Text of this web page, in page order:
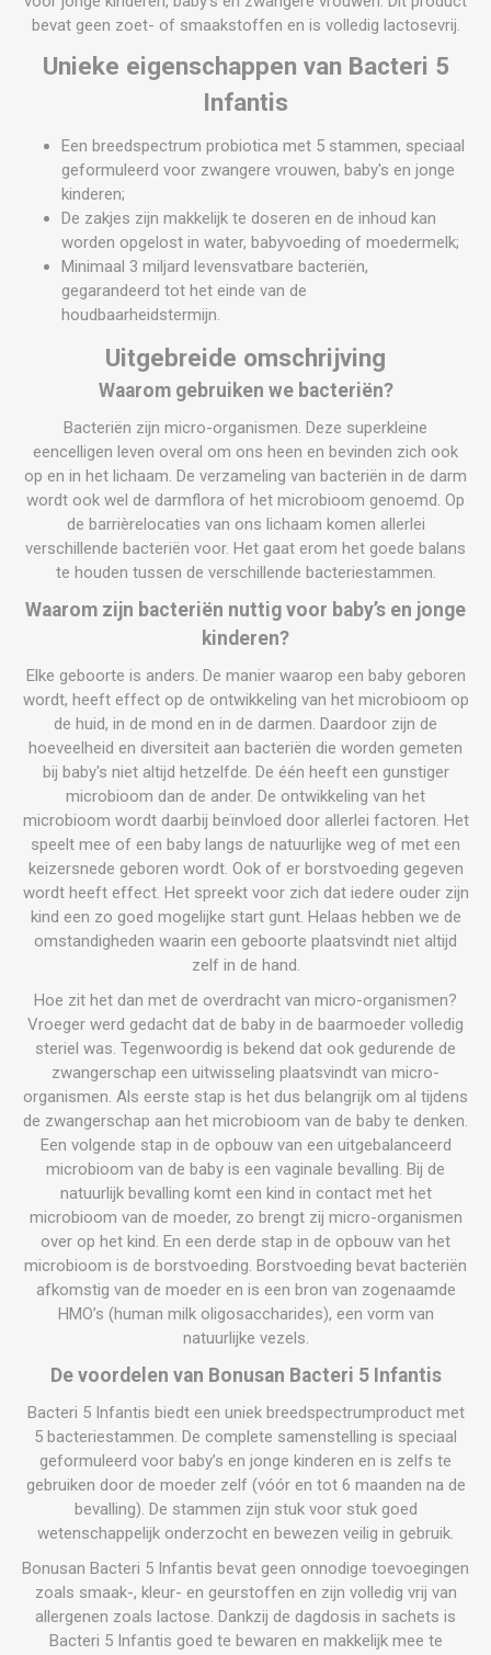
bevat geen zoet- of smaakstoffen en is volledig lactosevrij.
Unieke eigenschappen van Bacteri 5
Infantis
Een breedspectrum probiotica met 5 stammen, speciaal
geformuleerd voor zwangere vrouwen, baby's en jonge
kinderen;
De zakjes zijn makkelijk te doseren en de inhoud kan
worden opgelost in water, babyvoeding of moedermelk;
Minimaal 3 miljard levensvatbare bacteriën,
gegarandeerd tot het einde van de
houdbaarheidstermijn.
Uitgebreide omschrijving
Waarom gebruiken we bacteriën?
Bacteriën zijn micro-organismen. Deze superkleine
eencelligen leven overal om ons heen en bevinden zich ook
op en in het lichaam. De verzameling van bacteriën in de darm
wordt ook wel de darmflora of het microbioom genoemd. Op
de barrièrelocaties van ons lichaam komen allerlei
verschillende bacteriën voor. Het gaat erom het goede balans
te houden tussen de verschillende bacteriestammen.
Waarom zijn bacteriën nuttig voor baby’s en jonge
kinderen?
Elke geboorte is anders. De manier waarop een baby geboren
wordt, heeft effect op de ontwikkeling van het microbioom op
de huid, in de mond en in de darmen. Daardoor zijn de
hoeveelheid en diversiteit aan bacteriën die worden gemeten
bij baby's niet altijd hetzelfde. De één heeft een gunstiger
microbioom dan de ander. De ontwikkeling van het
microbioom wordt daarbij beïnvloed door allerlei factoren. Het
speelt mee of een baby langs de natuurlijke weg of met een
keizersnede geboren wordt. Ook of er borstvoeding gegeven
wordt heeft effect. Het spreekt voor zich dat iedere ouder zijn
kind een zo goed mogelijke start gunt. Helaas hebben we de
omstandigheden waarin een geboorte plaatsvindt niet altijd
zelf in de hand.
Hoe zit het dan met de overdracht van micro-organismen?
Vroeger werd gedacht dat de baby in de baarmoeder volledig
steriel was. Tegenwoordig is bekend dat ook gedurende de
zwangerschap een uitwisseling plaatsvindt van micro-
organismen. Als eerste stap is het dus belangrijk om al tijdens
de zwangerschap aan het microbioom van de baby te denken.
Een volgende stap in de opbouw van een uitgebalanceerd
microbioom van de baby is een vaginale bevalling. Bij de
natuurlijk bevalling komt een kind in contact met het
microbioom van de moeder, zo brengt zij micro-organismen
over op het kind. En een derde stap in de opbouw van het
microbioom is de borstvoeding. Borstvoeding bevat bacteriën
afkomstig van de moeder en is een bron van zogenaamde
HMO’s (human milk oligosaccharides), een vorm van
natuurlijke vezels.
De voordelen van Bonusan Bacteri 5 Infantis
Bacteri 5 Infantis biedt een uniek breedspectrumproduct met
5 bacteriestammen. De complete samenstelling is speciaal
geformuleerd voor baby’s en jonge kinderen en is zelfs te
gebruiken door de moeder zelf (vóór en tot 6 maanden na de
bevalling). De stammen zijn stuk voor stuk goed
wetenschappelijk onderzocht en bewezen veilig in gebruik.
Bonusan Bacteri 5 Infantis bevat geen onnodige toevoegingen
zoals smaak-, kleur- en geurstoffen en zijn volledig vrij van
allergenen zoals lactose. Dankzij de dagdosis in sachets is
Bacteri 5 Infantis goed te bewaren en makkelijk mee te